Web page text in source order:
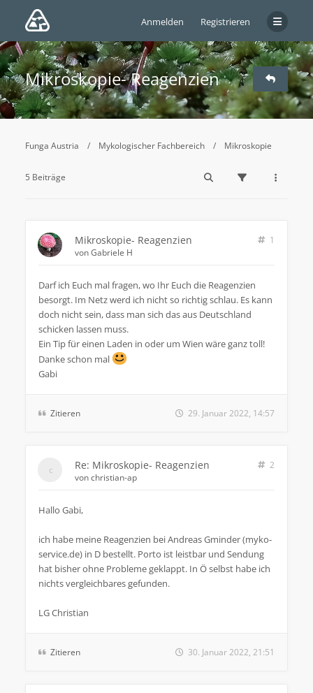
Anmelden Registrieren
Mikroskopie- Reagenzien
Funga Austria Mykologischer Fachbereich Mikroskopie
5 Beiträge
Mikroskopie- Reagenzien
1
vonGabriele H
Darf ich Euch mal fragen, wo Ihr Euch die Reagenzien
besorgt. Im Netz werd ich nicht so richtig schlau. Es kann
doch nicht sein, dass man sich das aus Deutschland
schicken lassen muss.
Ein Tip für einen Laden in oder um Wien wäre ganz toll!
Danke schon mal
Gabi
Zitieren 29. Januar 2022, 14:57
Re: Mikroskopie- Reagenzien
2
vonchristian-ap
Hallo Gabi,
ich habe meine Reagenzien bei Andreas Gminder (myko-
service.de) in D bestellt. Porto ist leistbar und Sendung
hat bisher ohne Probleme geklappt. In Ö selbst habe ich
nichts vergleichbares gefunden.
LG Christian
Zitieren 30. Januar 2022, 21:51